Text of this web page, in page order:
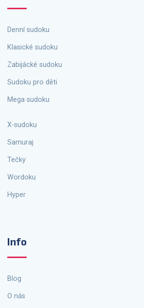
Denní sudoku
Klasické sudoku
Zabijácké sudoku
Sudoku pro děti
Mega sudoku
X-sudoku
Samuraj
Tečky
Wordoku
Hyper
Info
Blog
O nás